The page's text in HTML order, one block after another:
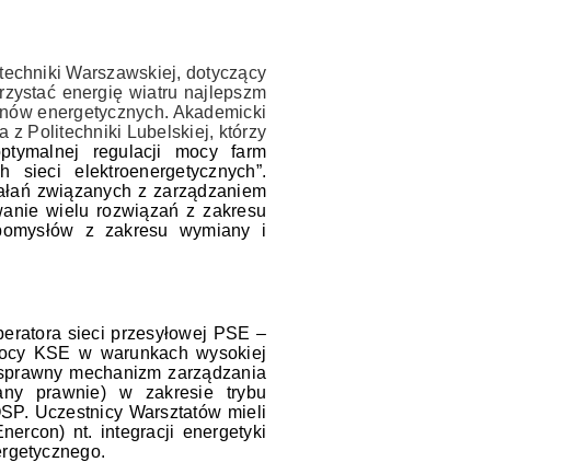
Warszawskiej, dotyczący
energię wiatru najlepszm
energetycznych. Akademicki
z Politechniki Lubelskiej, którzy
regulacji mocy farm
sieci elektroenergetycznych”.
związanych z zarządzaniem
wielu rozwiązań z zakresu
z zakresu wymiany i
sieci przesyłowej PSE –
KSE w warunkach wysokiej
mechanizm zarządzania
prawnie) w zakresie trybu
Uczestnicy Warsztatów mieli
nt. integracji energetyki